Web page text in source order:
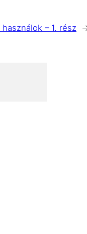
– 1. rész